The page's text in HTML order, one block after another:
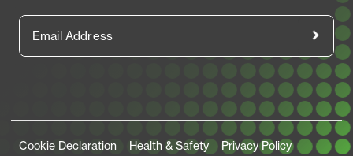
Legal Links
Cookie Declaration Health & Safety Privacy Policy